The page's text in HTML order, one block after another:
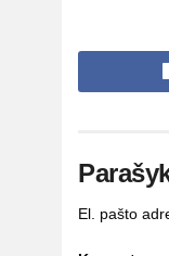
El. pašto